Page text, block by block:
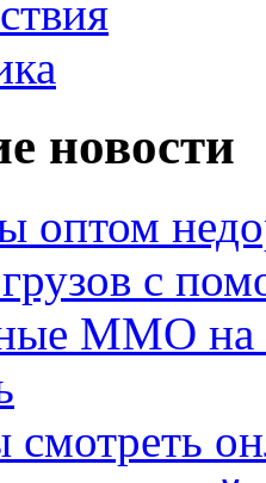
новости
оптом
с
MMO
смотреть